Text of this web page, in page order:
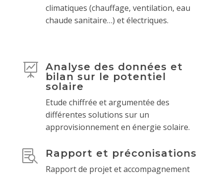
climatiques (chauffage, ventilation, eau
chaude sanitaire…) et électriques.

Analyse des données et
bilan sur le potentiel
solaire
Etude chiffrée et argumentée des
différentes solutions sur un
approvisionnement en énergie solaire.
 Rapport et préconisations
Rapport de projet et accompagnement